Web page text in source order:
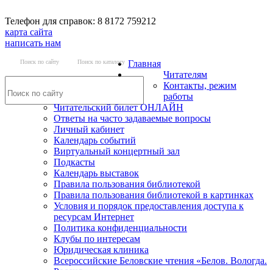
Телефон для справок: 8 8172 759212
карта сайта
написать нам
Поиск по сайту Поиск по каталогу Главная
Читателям
Контакты, режим
работы
Читательский билет ОНЛАЙН
Ответы на часто задаваемые вопросы
Личный кабинет
Календарь событий
Виртуальный концертный зал
Подкасты
Календарь выставок
Правила пользования библиотекой
Правила пользования библиотекой в картинках
Условия и порядок предоставления доступа к
ресурсам Интернет
Политика конфиденциальности
Клубы по интересам
Юридическая клиника
Всероссийские Беловские чтения «Белов. Вологда.